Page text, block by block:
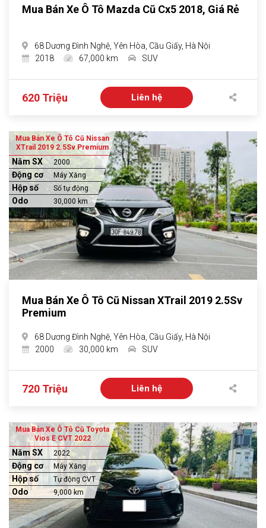
Mua Bán Xe Ô Tô Mazda Cũ Cx5 2018, Giá Rẻ
68 Dương Đình Nghệ, Yên Hòa, Cầu Giấy, Hà Nội
2018
67,000 km SUV
620 Triệu Liên hệ
Mua Bán Xe Ô Tô Cũ Nissan
XTrail 2019 2.5Sv Premium
Năm SX 2000
Động cơ Máy Xăng
Hộp số Số tự động
Odo 30,000 km
Mua Bán Xe Ô Tô Cũ Nissan XTrail 2019 2.5Sv
Premium
68 Dương Đình Nghệ, Yên Hòa, Cầu Giấy, Hà Nội
2000
30,000 km SUV
720 Triệu Liên hệ
Mua Bán Xe Ô Tô Cũ Toyota
Vios E CVT 2022
Năm SX 2022
Động cơ Máy Xăng
Hộp số Tự động CVT
Odo 9,000 km